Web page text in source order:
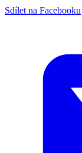
Sdílet na Facebooku